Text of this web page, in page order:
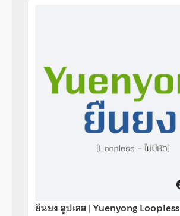
ยืนยง ลูปเลส | Yuenyong Loopless